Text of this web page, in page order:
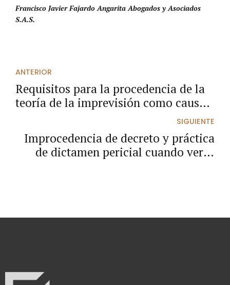
Francisco Javier Fajardo Angarita Abogados y Asociados
S.A.S.
ANTERIOR
Requisitos para la procedencia de la
teoría de la imprevisión como causa
del desequilibrio económico del
contrato.
SIGUIENTE
Improcedencia de decreto y práctica
de dictamen pericial cuando versa